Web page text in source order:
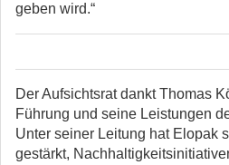
geben wird.“
Der Aufsichtsrat dankt Thomas
Führung und seine Leistungen
Unter seiner Leitung hat Elopak
gestärkt,